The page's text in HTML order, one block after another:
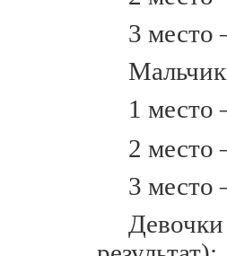
3 место
1 место
2 место
3 место
Девочки